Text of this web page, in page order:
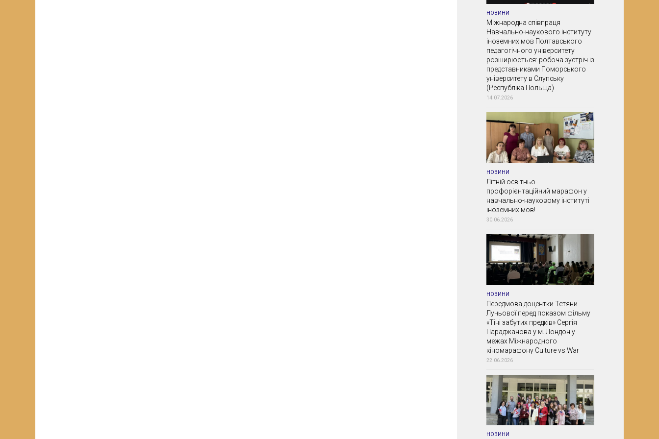
НОВИНИ
Міжнародна співпраця
Навчально-наукового інституту
іноземних мов Полтавського
педагогічного університету
розширюється: робоча зустріч із
представниками Поморського
університету в Слупську
(Республіка Польща)
14.07.2026
НОВИНИ
Літній освітньо-
профорієнтаційний марафон у
навчально-науковому інституті
іноземних мов!
30.06.2026
НОВИНИ
Передмова доцентки Тетяни
Луньової перед показом фільму
«Тіні забутих предків» Сергія
Параджанова у м. Лондон у
межах Міжнародного
кіномарафону Culture vs War
22.06.2026
НОВИНИ